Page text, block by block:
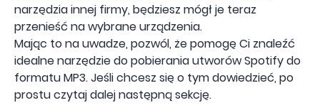
narzędzia innej firmy, będziesz mógł je teraz
przenieść na wybrane urządzenia.
Mając to na uwadze, pozwól, że pomogę Ci znaleźć
idealne narzędzie do pobierania utworów Spotify do
formatu MP3. Jeśli chcesz się o tym dowiedzieć, po
prostu czytaj dalej następną sekcję.